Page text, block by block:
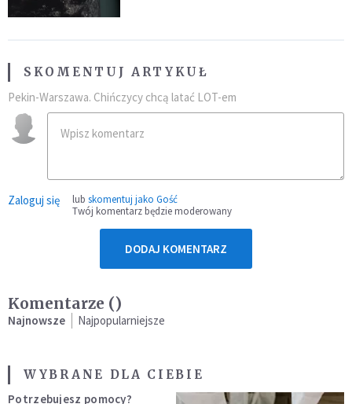
SKOMENTUJ ARTYKUŁ
Pekin-Warszawa. Chińczycy chcą latać LOT-em
Zaloguj się lub skomentuj jako Gość
Twój komentarz będzie moderowany
DODAJ KOMENTARZ
Komentarze ()
Najnowsze Najpopularniejsze
WYBRANE DLA CIEBIE
Potrzebujesz pomocy?